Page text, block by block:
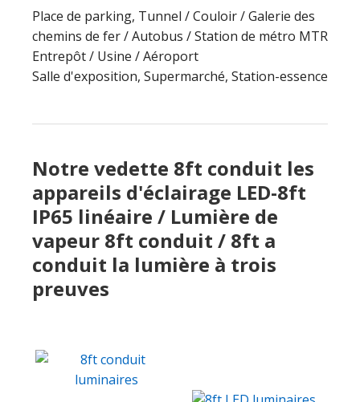
Place de parking, Tunnel / Couloir / Galerie des
chemins de fer / Autobus / Station de métro MTR
Entrepôt / Usine / Aéroport
Salle d'exposition, Supermarché, Station-essence
Notre vedette 8ft conduit les
appareils d'éclairage LED-8ft
IP65 linéaire / Lumière de
vapeur 8ft conduit / 8ft a
conduit la lumière à trois
preuves